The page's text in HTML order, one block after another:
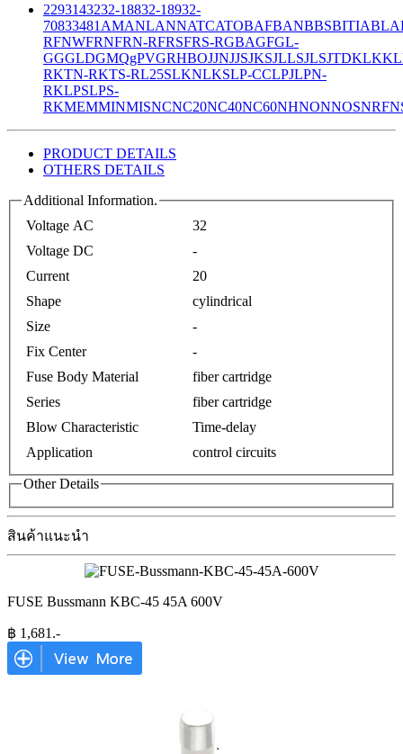
2293143232-18832-18932-
70833481 AMANLANNATCATOBAFBANBBSBITIABLA
RFNWFRNFRN-RFRSFRS-RGBAGFGL-
GGGLDGMQgPVGRHBOJJNJJSJKSJLLSJLSJTDKLK
RKTN-RKTS-RL25SLKNLKSLP-CCLPJLPN-
RKLPSLPS-
RKMEMMINMISNCNC20NC40NC60NHNONNOSNRF
PRODUCT DETAILS
OTHERS DETAILS
Additional Information.
Voltage AC
32
Voltage DC
-
Current
20
Shape
cylindrical
Size
-
Fix Center
-
Fuse Body Material
fiber cartridge
Series
fiber cartridge
Blow Characteristic
Time-delay
Application
control circuits
Other Details
สินค้าแนะนำ
FUSE Bussmann KBC-45 45A 600V
฿ 1,681 .-